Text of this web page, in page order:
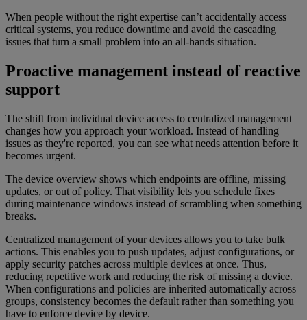
When people without the right expertise can’t accidentally access
critical systems, you reduce downtime and avoid the cascading
issues that turn a small problem into an all-hands situation.
Proactive management instead of reactive
support
The shift from individual device access to centralized management
changes how you approach your workload. Instead of handling
issues as they're reported, you can see what needs attention before it
becomes urgent.
The device overview shows which endpoints are offline, missing
updates, or out of policy. That visibility lets you schedule fixes
during maintenance windows instead of scrambling when something
breaks.
Centralized management of your devices allows you to take bulk
actions. This enables you to push updates, adjust configurations, or
apply security patches across multiple devices at once. Thus,
reducing repetitive work and reducing the risk of missing a device.
When configurations and policies are inherited automatically across
groups, consistency becomes the default rather than something you
have to enforce device by device.